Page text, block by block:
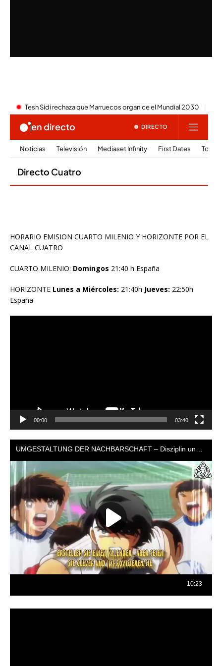
HORARIO EMISION CUARTO MILENIO Y HORIZONTE POR EL
CANAL CUATRO
CUARTO MILENIO: Domingos 21:40 h España
HORIZONTE Lunes a Miércoles: 21:40h Jueves: 22:50h
España
00:00 03:40